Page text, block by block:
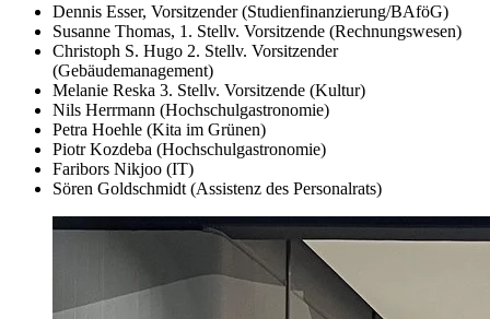
Dennis Esser, Vorsitzender (Studienfinanzierung/BAföG)
Susanne Thomas, 1. Stellv. Vorsitzende (Rechnungswesen)
Christoph S. Hugo 2. Stellv. Vorsitzender
(Gebäudemanagement)
Melanie Reska 3. Stellv. Vorsitzende (Kultur)
Nils Herrmann (Hochschulgastronomie)
Petra Hoehle (Kita im Grünen)
Piotr Kozdeba (Hochschulgastronomie)
Faribors Nikjoo (IT)
Sören Goldschmidt (Assistenz des Personalrats)